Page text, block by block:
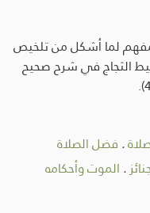
(2/ 654) (947)، المفهم لما أشكل من تلخيص
البحر المحيط الثجاج في شرح صحيح
. فضل الصلاة
. الموت وأحكامه